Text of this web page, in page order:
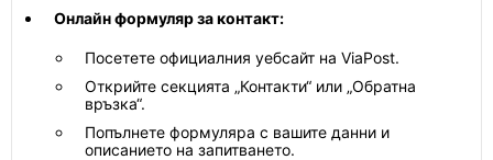
Онлайн формуляр за контакт:
Посетете официалния уебсайт на ViaPost.
Открийте секцията „Контакти“ или „Обратна
връзка“.
Попълнете формуляра с вашите данни и
описанието на запитването.